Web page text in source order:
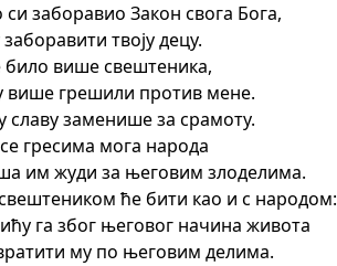
заборавио Закон свога Бога,
заборавити твоју децу.
било више свештеника,
више грешили против мене.
славу заменише за срамоту.
гресима мога народа
им жуди за његовим злоделима.
ће бити као и с народом:
га због његовог начина живота
му по његовим делима.